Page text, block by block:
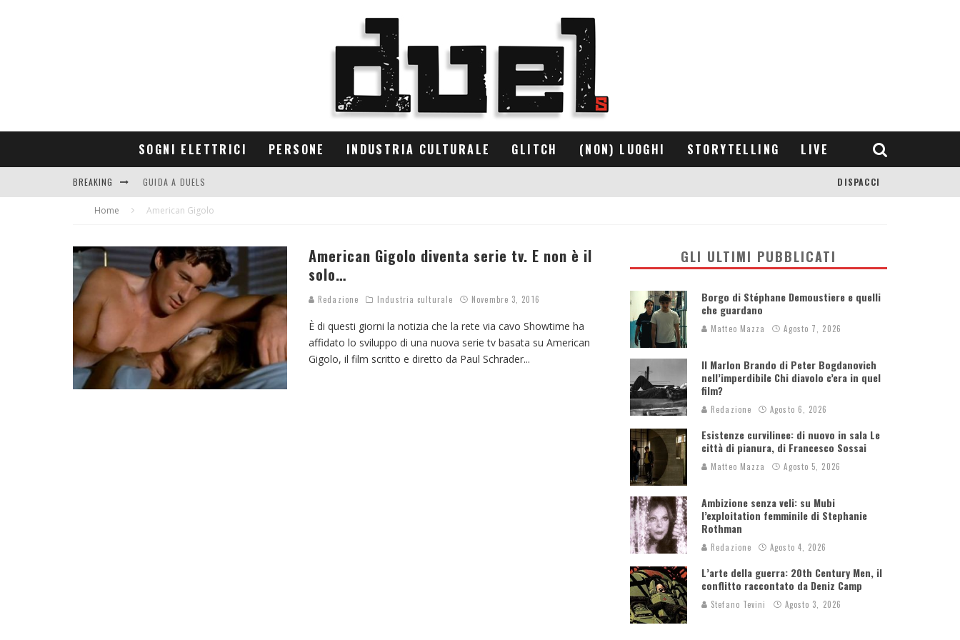
SOGNI ELETTRICI PERSONE INDUSTRIA CULTURALE GLITCH (NON) LUOGHI STORYTELLING LIVE
BREAKING GUIDA A DUELS
CONTRIBUTORS
DISPACCI
Home American Gigolo
American Gigolo diventa serie tv. E non è il
solo…
Redazione Industria culturale Novembre 3, 2016
È di questi giorni la notizia che la rete via cavo Showtime ha
affidato lo sviluppo di una nuova serie tv basata su American
Gigolo, il film scritto e diretto da Paul Schrader...
GLI ULTIMI PUBBLICATI
Borgo di Stéphane Demoustiere e quelli
che guardano
Matteo Mazza Agosto 7, 2026
Il Marlon Brando di Peter Bogdanovich
nell’imperdibile Chi diavolo c’era in quel
film?
Redazione Agosto 6, 2026
Esistenze curvilinee: di nuovo in sala Le
città di pianura, di Francesco Sossai
Matteo Mazza Agosto 5, 2026
Ambizione senza veli: su Mubi
l’exploitation femminile di Stephanie
Rothman
Redazione Agosto 4, 2026
L’arte della guerra: 20th Century Men, il
conflitto raccontato da Deniz Camp
Stefano Tevini Agosto 3, 2026